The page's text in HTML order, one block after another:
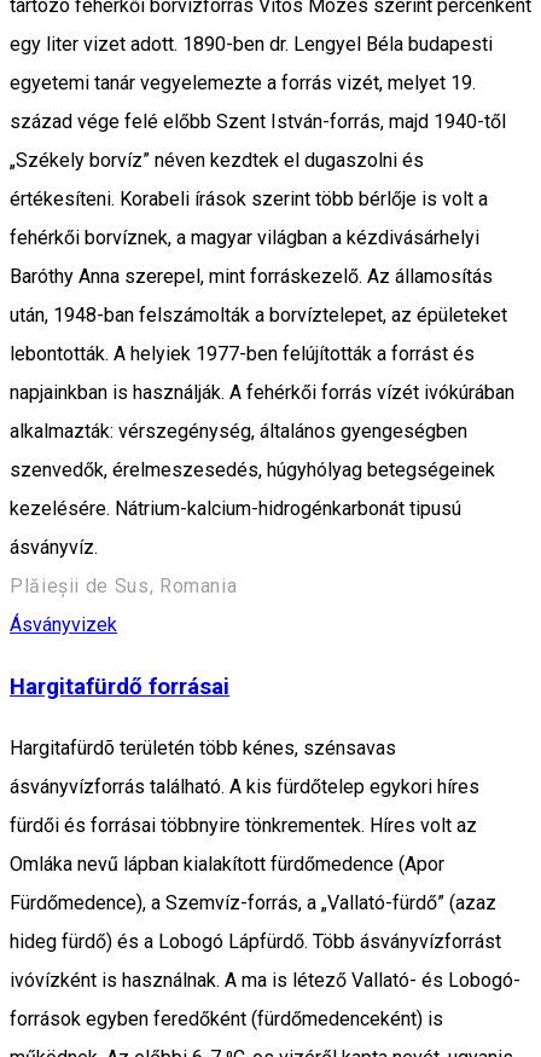
tartozó fehérkői borvízforrás Vitos Mózes szerint percenként
egy liter vizet adott. 1890-ben dr. Lengyel Béla budapesti
egyetemi tanár vegyelemezte a forrás vizét, melyet 19.
század vége felé előbb Szent István-forrás, majd 1940-től
„Székely borvíz” néven kezdtek el dugaszolni és
értékesíteni. Korabeli írások szerint több bérlője is volt a
fehérkői borvíznek, a magyar világban a kézdivásárhelyi
Baróthy Anna szerepel, mint forráskezelő. Az államosítás
után, 1948-ban felszámolták a borvíztelepet, az épületeket
lebontották. A helyiek 1977-ben felújították a forrást és
napjainkban is használják. A fehérkői forrás vízét ivókúrában
alkalmazták: vérszegénység, általános gyengeségben
szenvedők, érelmeszesedés, húgyhólyag betegségeinek
kezelésére. Nátrium-kalcium-hidrogénkarbonát tipusú
ásványvíz.
Plăieșii de Sus, Romania
Ásványvizek
Hargitafürdő forrásai
Hargitafürdõ területén több kénes, szénsavas
ásványvízforrás található. A kis fürdőtelep egykori híres
fürdői és forrásai többnyire tönkrementek. Híres volt az
Omláka nevű lápban kialakított fürdőmedence (Apor
Fürdőmedence), a Szemvíz-forrás, a „Vallató-fürdő” (azaz
hideg fürdő) és a Lobogó Lápfürdő. Több ásványvízforrást
ivóvízként is használnak. A ma is létező Vallató- és Lobogó-
források egyben feredőként (fürdőmedenceként) is